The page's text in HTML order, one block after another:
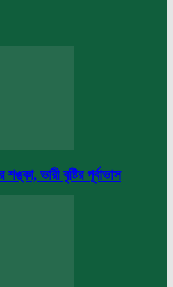
ভারী বৃষ্টির পূর্বাভাস